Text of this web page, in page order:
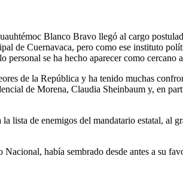
Blanco Bravo llegó al cargo
de Cuernavaca, pero como ese instituto
se ha hecho aparecer como cercano
de la República y ha tenido muchas
de Morena, Claudia Sheinbaum y, en
lista de enemigos del mandatario estatal, al
había sembrado desde antes a su